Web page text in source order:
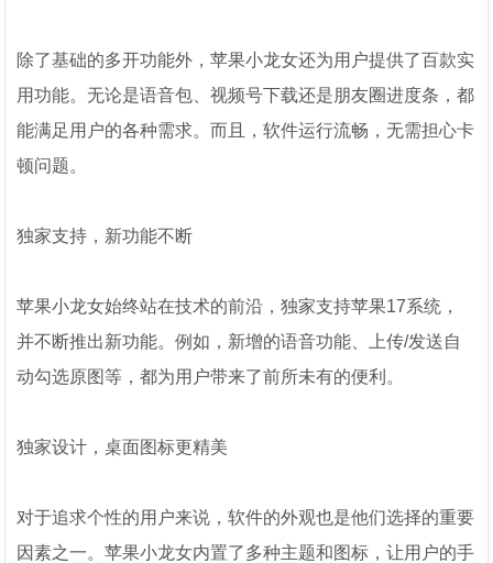
除了基础的多开功能外，苹果小龙女还为用户提供了百款实
用功能。无论是语音包、视频号下载还是朋友圈进度条，都
能满足用户的各种需求。而且，软件运行流畅，无需担心卡
顿问题。
独家支持，新功能不断
苹果小龙女始终站在技术的前沿，独家支持苹果17系统，
并不断推出新功能。例如，新增的语音功能、上传/发送自
动勾选原图等，都为用户带来了前所未有的便利。
独家设计，桌面图标更精美
对于追求个性的用户来说，软件的外观也是他们选择的重要
因素之一。苹果小龙女内置了多种主题和图标，让用户的手